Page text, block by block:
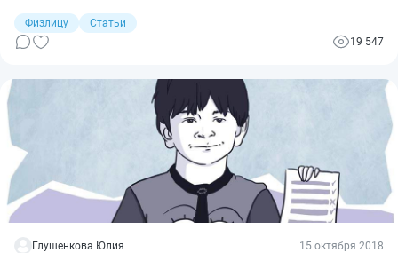
уплаченных независимо от того, на кого оформлено
помещение и кто вносил деньги.
Физлицу
Статьи
19 547
Глушенкова Юлия 15 октября 2018